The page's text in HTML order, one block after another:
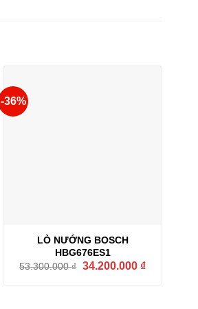
-36%
LÒ NƯỚNG BOSCH
HBG676ES1
53.300.000₫ Giá
34.200.000 ₫Giá